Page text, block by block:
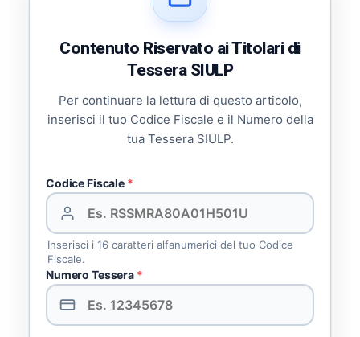
Contenuto Riservato ai Titolari di
Tessera SIULP
Per continuare la lettura di questo articolo,
inserisci il tuo Codice Fiscale e il Numero della
tua Tessera SIULP.
Codice Fiscale *
Inserisci i 16 caratteri alfanumerici del tuo Codice
Fiscale.
Numero Tessera *